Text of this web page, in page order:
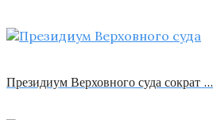
Президиум Верховного суда сократ …